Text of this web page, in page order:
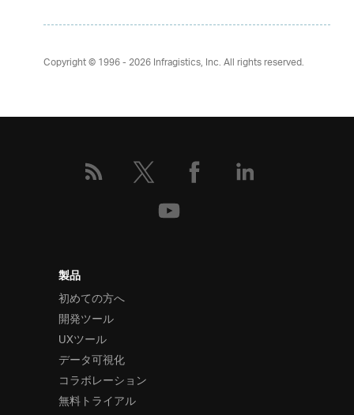
Copyright © 1996 - 2026Infragistics, Inc. All rights reserved.
製品
初めての方へ
開発ツール
UXツール
データ可視化
コラボレーション
無料トライアル